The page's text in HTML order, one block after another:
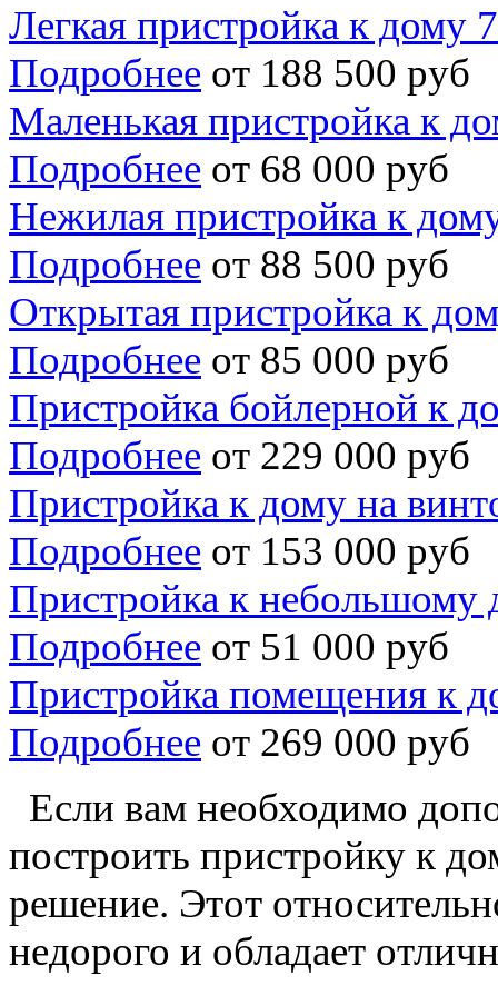
Легкая пристройка к дому
Подробнее от 188 500 руб
Маленькая пристройка к
Подробнее от 68 000 руб
Нежилая пристройка к
Подробнее от 88 500 руб
Открытая пристройка к
Подробнее от 85 000 руб
Пристройка бойлерной к
Подробнее от 229 000 руб
Пристройка к дому на
Подробнее от 153 000 руб
Пристройка к небольшому
Подробнее от 51 000 руб
Пристройка помещения к
Подробнее от 269 000 руб
Если вам необходимо
построить пристройку к
решение. Этот
недорого и обладает